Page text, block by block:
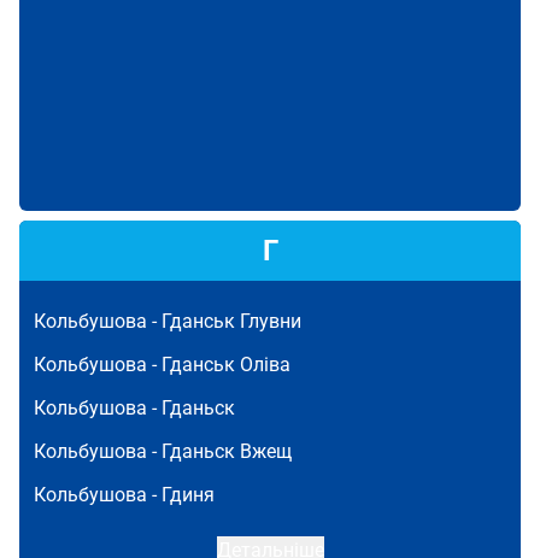
Г
Кольбушова - Гданськ Глувни
Кольбушова - Гданськ Оліва
Кольбушова - Гданьск
Кольбушова - Гданьск Вжещ
Кольбушова - Гдиня